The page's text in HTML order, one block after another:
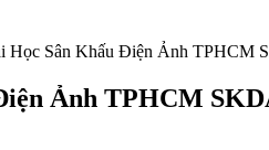
Học Sân Khấu Điện Ảnh TPHCM
Ảnh TPHCM